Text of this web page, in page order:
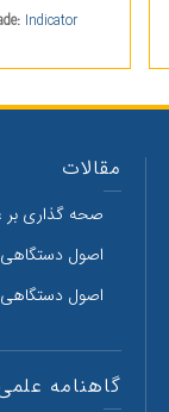
Indicator
مقالات
صحه گذاری بر
اصول دستگاهی pH مترها(بخش اول)
اصول دستگاهی pH مترها(بخش دوم)
گاهنامه